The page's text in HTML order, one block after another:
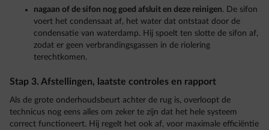
nagaan of de sifon nog goed afsluit en deze reinigen. De sifon
voert het condensaat af, het water dat ontstaat door de
condensatie van waterdamp. Hij spoelt ten slotte de sifon af,
zodat er geen verbrandingsgassen in de riolering
terechtkomen.
Stap 3. Afstellingen, laatste controles en rapport
Als de grote onderhoudsbeurt achter de rug is, overloopt de
technicus nog eens alles om zeker te zijn dat het hele systeem
correct functioneert. Hij regelt het ook af, voor maximale efficiëntie